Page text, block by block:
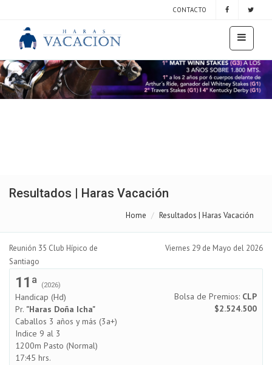
CONTACTO
Resultados | Haras Vacación
Home Resultados | Haras Vacación
Reunión 35 Club Hípico de
Santiago
Viernes 29 de Mayo del 2026
11ª (2026)
Handicap (Hd)
Pr. "Haras Doña Icha"
Caballos 3 años y más (3a+)
Indice 9 al 3
1200m Pasto (Normal)
17:45 hrs.
Bolsa de Premios: CLP
$2.524.500